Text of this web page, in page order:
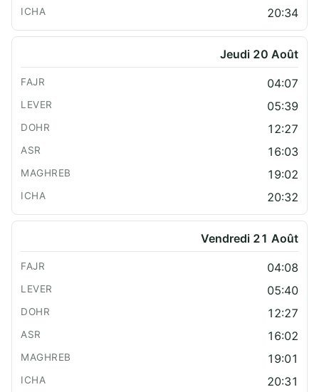
20:34
Jeudi 20 Août
04:07
05:39
12:27
16:03
19:02
20:32
Vendredi 21 Août
04:08
05:40
12:27
16:02
19:01
20:31